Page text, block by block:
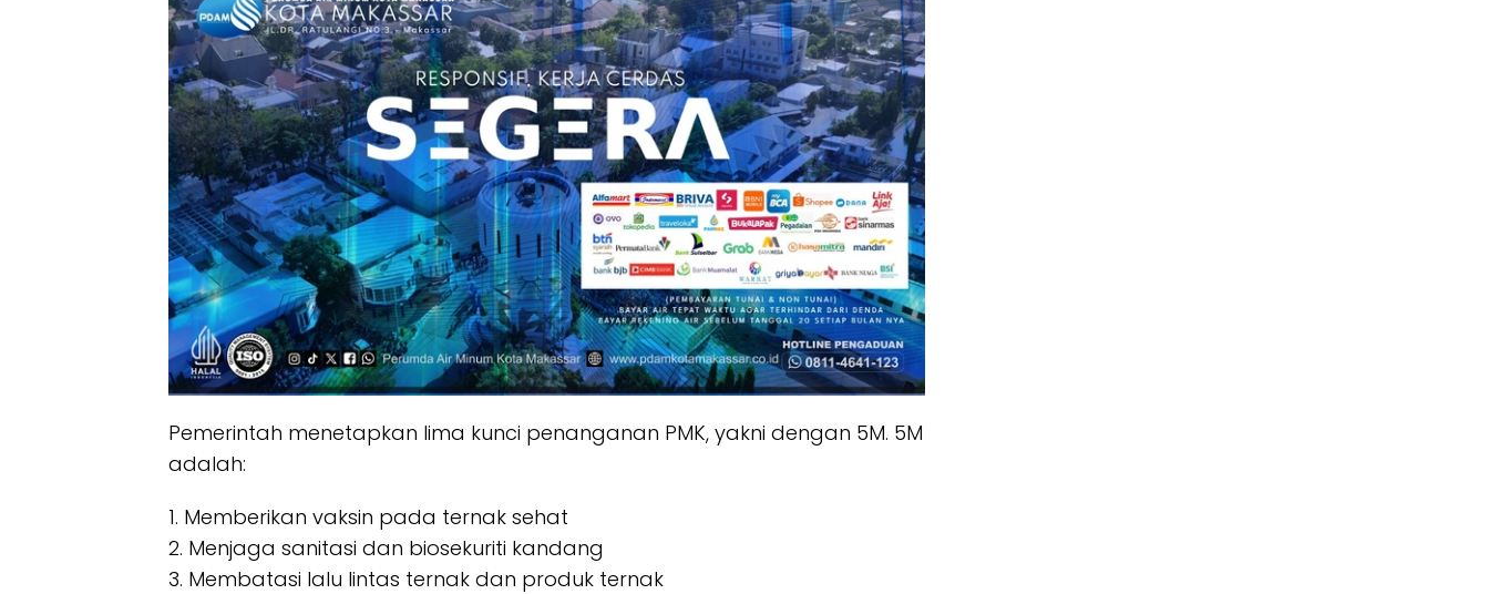
Pemerintah menetapkan lima kunci penanganan PMK, yakni dengan 5M. 5M
adalah:
1. Memberikan vaksin pada ternak sehat
2. Menjaga sanitasi dan biosekuriti kandang
3. Membatasi lalu lintas ternak dan produk ternak